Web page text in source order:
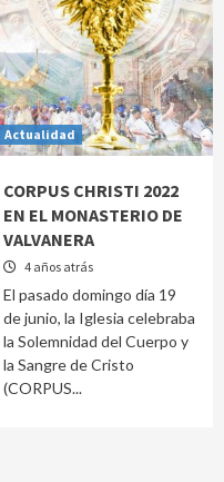
Actualidad
CORPUS CHRISTI 2022
EN EL MONASTERIO DE
VALVANERA
4 años atrás
El pasado domingo día 19
de junio, la Iglesia celebraba
la Solemnidad del Cuerpo y
la Sangre de Cristo
(CORPUS...